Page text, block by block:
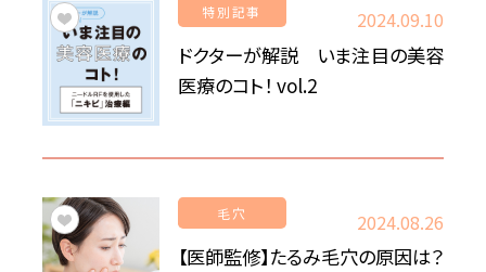
特別記事 2024.09.10
ドクターが解説 いま注目の美容
医療のコト！ vol.2
毛穴 2024.08.26
【医師監修】たるみ毛穴の原因は？